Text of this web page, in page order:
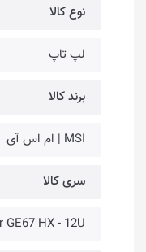
نوع کالا
لپ تاپ
برند کالا
MSI | ام اس آی
سری کالا
GE67 HX - 12U